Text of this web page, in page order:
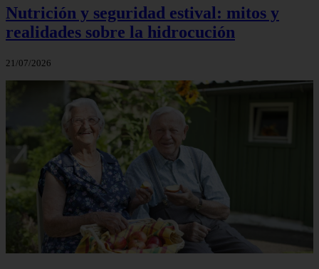
Nutrición y seguridad estival: mitos y
realidades sobre la hidrocución
21/07/2026